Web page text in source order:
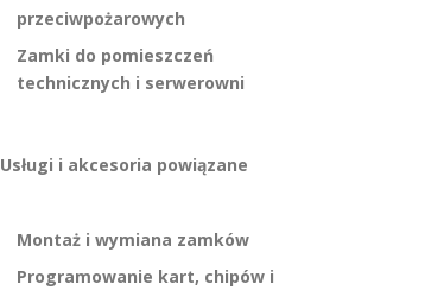
przeciwpożarowych
Zamki do pomieszczeń
technicznych i serwerowni
Usługi i akcesoria powiązane
Montaż i wymiana zamków
Programowanie kart, chipów i